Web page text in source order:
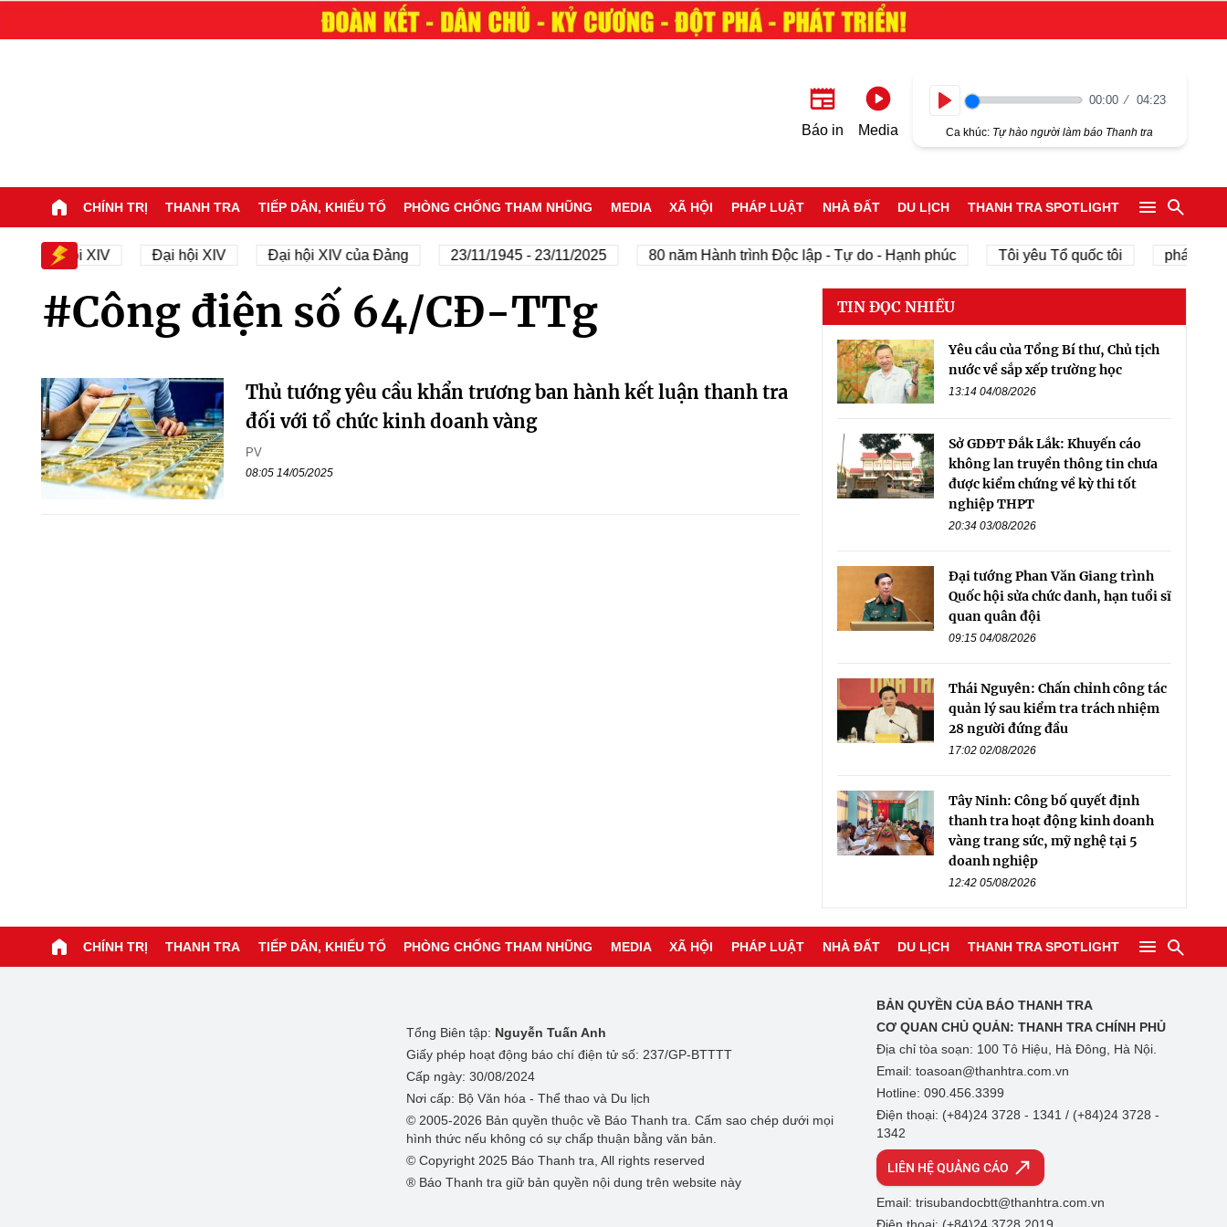
Báo in Media
00:00 04:23
Ca khúc: Tự hào người làm báo Thanh tra
CHÍNH TRỊ THANH TRA TIẾP DÂN, KHIẾU TỐ PHÒNG CHỐNG THAM NHŨNG MEDIA XÃ HỘI PHÁP LUẬT NHÀ ĐẤT DU LỊCH THANH TRA SPOTLIGHT
sự Đại hội XIV Đại hội XIV Đại hội XIV của Đảng 23/11/1945 - 23/11/2025 80 năm Hành trình Độc lập - Tự do - Hạnh phúc Tôi yêu Tổ quốc tôi phát triển
#Công điện số 64/CĐ-TTg
Thủ tướng yêu cầu khẩn trương ban hành kết luận thanh tra
đối với tổ chức kinh doanh vàng
PV
08:05 14/05/2025
TIN ĐỌC NHIỀU
Yêu cầu của Tổng Bí thư, Chủ tịch
nước về sắp xếp trường học
13:14 04/08/2026
Sở GDĐT Đắk Lắk: Khuyến cáo
không lan truyền thông tin chưa
được kiểm chứng về kỳ thi tốt
nghiệp THPT
20:34 03/08/2026
Đại tướng Phan Văn Giang trình
Quốc hội sửa chức danh, hạn tuổi sĩ
quan quân đội
09:15 04/08/2026
Thái Nguyên: Chấn chỉnh công tác
quản lý sau kiểm tra trách nhiệm
28 người đứng đầu
17:02 02/08/2026
Tây Ninh: Công bố quyết định
thanh tra hoạt động kinh doanh
vàng trang sức, mỹ nghệ tại 5
doanh nghiệp
12:42 05/08/2026
CHÍNH TRỊ THANH TRA TIẾP DÂN, KHIẾU TỐ PHÒNG CHỐNG THAM NHŨNG MEDIA XÃ HỘI PHÁP LUẬT NHÀ ĐẤT DU LỊCH THANH TRA SPOTLIGHT
Tổng Biên tập: Nguyễn Tuấn Anh
Giấy phép hoạt động báo chí điện tử số: 237/GP-BTTTT
Cấp ngày: 30/08/2024
Nơi cấp: Bộ Văn hóa - Thể thao và Du lịch
© 2005-2026 Bản quyền thuộc về Báo Thanh tra. Cấm sao chép dưới mọi
hình thức nếu không có sự chấp thuận bằng văn bản.
© Copyright 2025 Báo Thanh tra, All rights reserved
® Báo Thanh tra giữ bản quyền nội dung trên website này
BẢN QUYỀN CỦA BÁO THANH TRA
CƠ QUAN CHỦ QUẢN: THANH TRA CHÍNH PHỦ
Địa chỉ tòa soạn: 100 Tô Hiệu, Hà Đông, Hà Nội.
Email: toasoan@thanhtra.com.vn
Hotline: 090.456.3399
Điện thoại: (+84)24 3728 - 1341 / (+84)24 3728 -
1342
LIÊN HỆ QUẢNG CÁO
Email: trisubandocbtt@thanhtra.com.vn